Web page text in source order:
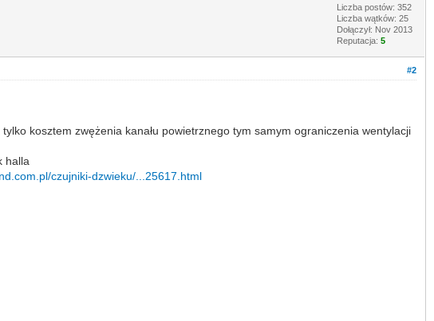
Liczba postów: 352
Liczba wątków: 25
Dołączył: Nov 2013
Reputacja: 5
#2
kosztem zwężenia kanału powietrznego tym samym ograniczenia wentylacji
halla
czujniki-dzwieku/...25617.html